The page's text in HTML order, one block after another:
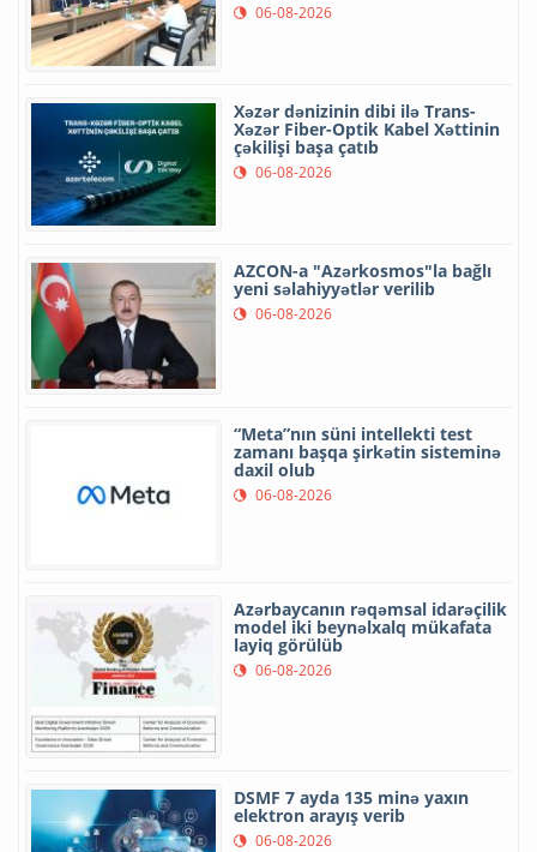
06-08-2026
Xəzər dənizinin dibi ilə Trans-
Xəzər Fiber-Optik Kabel Xəttinin
çəkilişi başa çatıb
06-08-2026
AZCON-a "Azərkosmos"la bağlı
yeni səlahiyyətlər verilib
06-08-2026
“Meta”nın süni intellekti test
zamanı başqa şirkətin sisteminə
daxil olub
06-08-2026
Azərbaycanın rəqəmsal idarəçilik
model iki beynəlxalq mükafata
layiq görülüb
06-08-2026
DSMF 7 ayda 135 minə yaxın
elektron arayış verib
06-08-2026